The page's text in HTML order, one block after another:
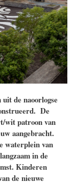
de naoorlogse
De
wit patroon van
aangebracht.
waterplein van
in de
Kinderen
de nieuwe